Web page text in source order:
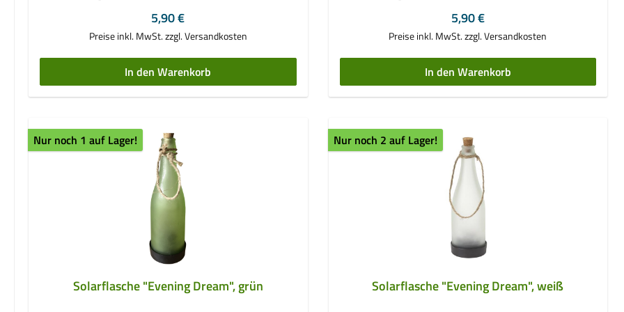
(enthalten)- Maße Ø ca. 25 cm
Regulärer Preis:
5,90 €
Preise inkl. MwSt. zzgl. Versandkosten
In den Warenkorb
(enthalten)- Maße Ø ca. 25 cm
Regulärer Preis:
5,90 €
Preise inkl. MwSt. zzgl. Versandkosten
In den Warenkorb
Nur noch 1 auf Lager!
Solarflasche "Evening Dream", grün
Nur noch 2 auf Lager!
Solarflasche "Evening Dream", weiß